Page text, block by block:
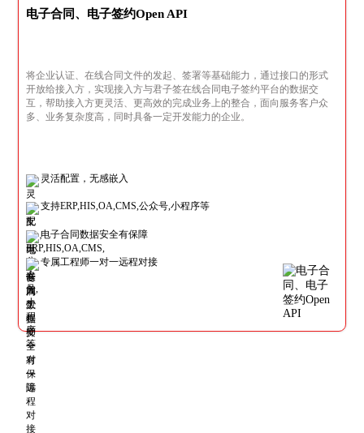
电子合同、电子签约Open API
将企业认证、在线合同文件的发起、签署等基础能力，通过接口的形式
开放给接入方，实现接入方与君子签在线合同电子签约平台的数据交
互，帮助接入方更灵活、更高效的完成业务上的整合，面向服务客户众
多、业务复杂度高，同时具备一定开发能力的企业。
灵活配置，无感嵌入
支持ERP,HIS,OA,CMS,公众号,小程序等
电子合同数据安全有保障
专属工程师一对一远程对接